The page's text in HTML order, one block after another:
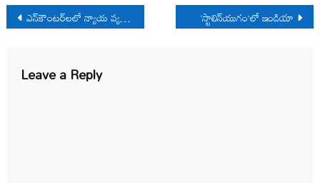
Post
navigation
ఎన్‌కౌంటర్‌లలో న్యాయ వ్యవస్థ జోక్యం ‘స్టాలిన్‌యుగం’లో ఇండియా
Leave a Reply